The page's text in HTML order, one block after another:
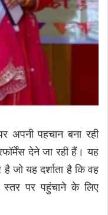
अपनी पहचान बना रही
देने जा रही हैं। यह
जो यह दर्शाता है कि वह
स्तर पर पहुंचाने के लिए